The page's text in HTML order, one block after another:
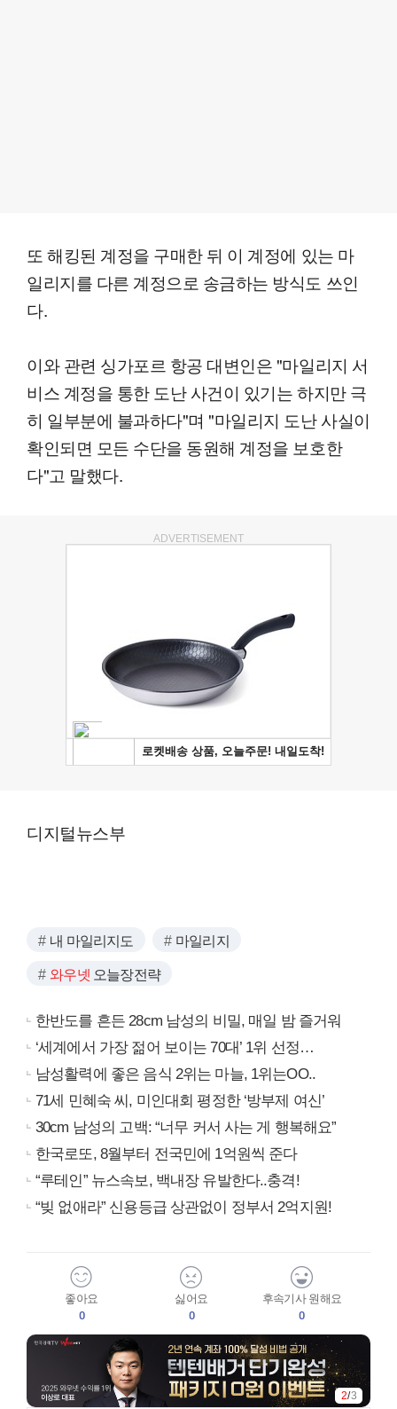
또 해킹된 계정을 구매한 뒤 이 계정에 있는 마
일리지를 다른 계정으로 송금하는 방식도 쓰인
다.
이와 관련 싱가포르 항공 대변인은 "마일리지 서
비스 계정을 통한 도난 사건이 있기는 하지만 극
히 일부분에 불과하다"며 "마일리지 도난 사실이
확인되면 모든 수단을 동원해 계정을 보호한
다"고 말했다.
ADVERTISEMENT
디지털뉴스부
내 마일리지도 마일리지
와우넷 오늘장전략
한반도를 흔든 28cm 남성의 비밀, 매일 밤 즐거워
‘세계에서 가장 젊어 보이는 70대’ 1위 선정…
남성활력에 좋은 음식 2위는 마늘, 1위는OO..
71세 민혜숙 씨, 미인대회 평정한 ‘방부제 여신’
30cm 남성의 고백: “너무 커서 사는 게 행복해요”
한국로또, 8월부터 전국민에 1억원씩 준다
“루테인” 뉴스속보, 백내장 유발한다..충격!
“빚 없애라” 신용등급 상관없이 정부서 2억지원!
좋아요
0
싫어요
0
후속기사 원해요
0
2/3